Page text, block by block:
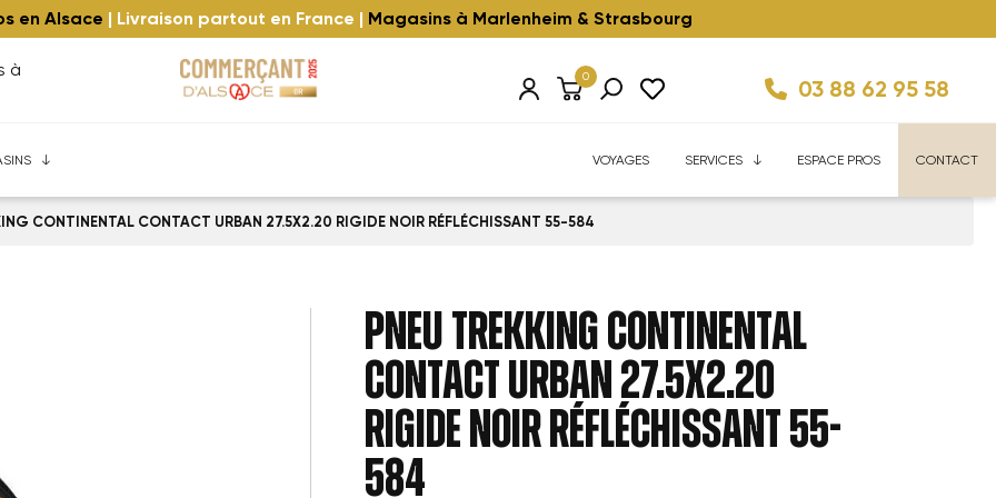
en Alsace | Livraison partout en France | Magasins à Marlenheim & Strasbourg
à
0 03 88 62 95 58
VOYAGES SERVICES ESPACE PROS CONTACT
CONTINENTAL CONTACT URBAN 27.5X2.20 RIGIDE NOIR RÉFLÉCHISSANT 55-584
PNEU TREKKING CONTINENTAL
CONTACT URBAN 27.5x2.20
RIGIDE NOIR RÉFLÉCHISSANT 55-
584